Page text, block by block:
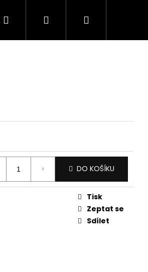
Hledat PřihlášeníNákupní
DO KOŠÍKU
Tisk
Zeptat se
Sdílet